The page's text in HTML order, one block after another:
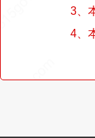
3、
4、